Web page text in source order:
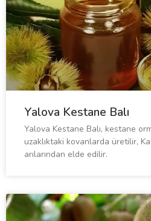
Yalova Kestane Balı
Yalova Kestane Balı, kestane
uzaklıktaki kovanlarda üretilir,
arılarından elde edilir.